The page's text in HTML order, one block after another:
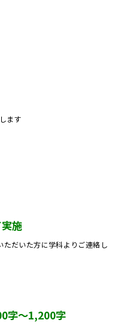
ます
施
だいた方に学科よりご連絡し
字〜1,200字